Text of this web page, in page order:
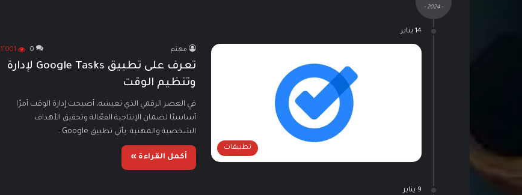
- 2024 -
14 يناير
تطبيقات
مهتم 0 1٬001
تعرف على تطبيق Google Tasks لإدارة
وتنظيم الوقت
في العصر الرقمي الذي نعيشه، أصبحت إدارة الوقت أمرًا
أساسيًا لضمان الإنتاجية الفعّالة وتحقيق الأهداف
الشخصية والمهنية. يأتي تطبيق Google…
أكمل القراءة »
9 يناير